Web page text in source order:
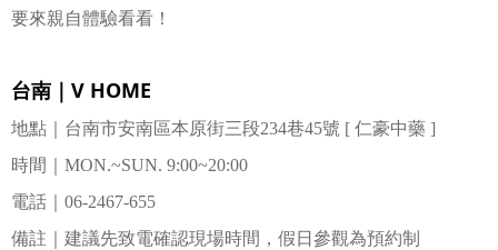
要來親自體驗看看！
台南｜V HOME
地點｜台南市安南區本原街三段234巷45號 [ 仁豪中藥 ]
時間｜MON.~SUN. 9:00~20:00
電話｜06-2467-655
備註｜建議先致電確認現場時間，假日參觀為預約制